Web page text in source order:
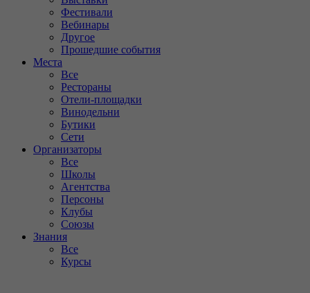
Фестивали
Вебинары
Другое
Прошедшие события
Места
Все
Рестораны
Отели-площадки
Винодельни
Бутики
Сети
Организаторы
Все
Школы
Агентства
Персоны
Клубы
Союзы
Знания
Все
Курсы